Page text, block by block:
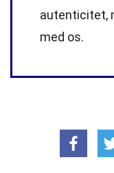
autenticitet,
med os.